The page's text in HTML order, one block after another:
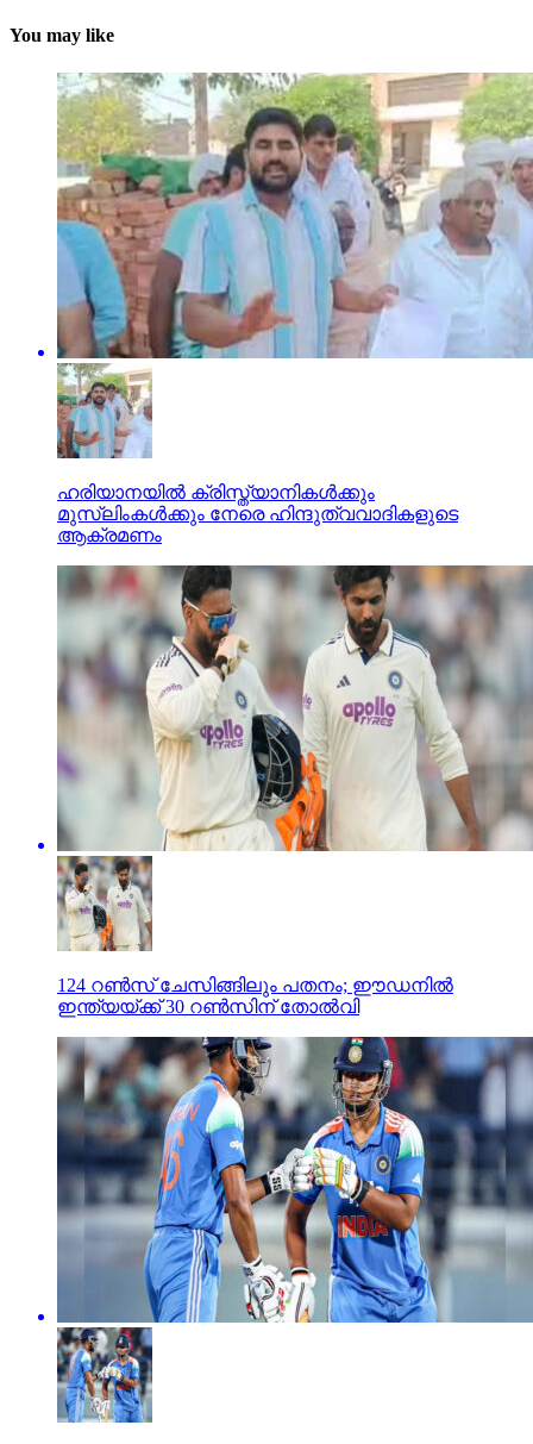
You may like
ഹരിയാനയില്‍ ക്രിസ്ത്യാനികള്‍ക്കും
മുസ്‌ലിംകള്‍ക്കും നേരെ ഹിന്ദുത്വവാദികളുടെ
ആക്രമണം
124 റണ്‍സ് ചേസിങ്ങിലും പതനം; ഈഡനില്‍
ഇന്ത്യയ്ക്ക് 30 റണ്‍സിന് തോല്‍വി